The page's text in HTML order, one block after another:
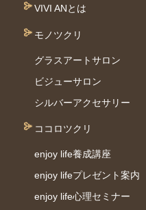
VIVI ANとは
モノツクリ
グラスアートサロン
ビジューサロン
シルバーアクセサリー
ココロツクリ
enjoy life養成講座
enjoy lifeプレゼント案内
enjoy life心理セミナー